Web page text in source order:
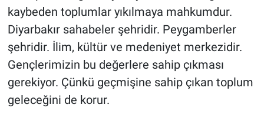
kaybeden toplumlar yıkılmaya mahkumdur.
Diyarbakır sahabeler şehridir. Peygamberler
şehridir. İlim, kültür ve medeniyet merkezidir.
Gençlerimizin bu değerlere sahip çıkması
gerekiyor. Çünkü geçmişine sahip çıkan toplum
geleceğini de korur.